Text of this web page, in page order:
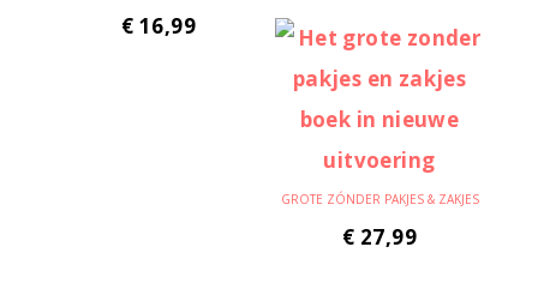
€ 16,99
GROTE ZÓNDER PAKJES & ZAKJES
€ 27,99